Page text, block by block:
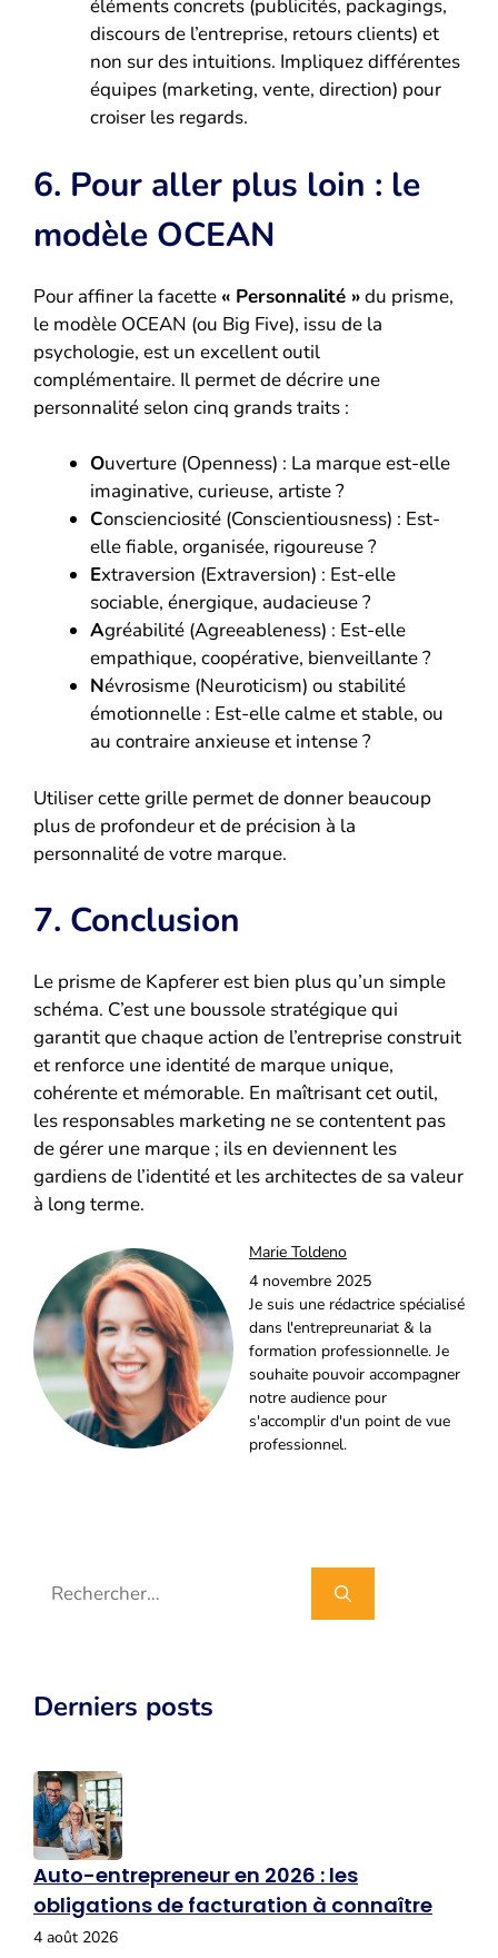
éléments concrets (publicités, packagings,
discours de l’entreprise, retours clients) et
non sur des intuitions. Impliquez différentes
équipes (marketing, vente, direction) pour
croiser les regards.
6. Pour aller plus loin : le
modèle OCEAN
Pour affiner la facette « Personnalité »du prisme,
le modèle OCEAN (ou Big Five), issu de la
psychologie, est un excellent outil
complémentaire. Il permet de décrire une
personnalité selon cinq grands traits :
Ouverture (Openness) : La marque est-elle
imaginative, curieuse, artiste ?
Conscienciosité (Conscientiousness) : Est-
elle fiable, organisée, rigoureuse ?
Extraversion (Extraversion) : Est-elle
sociable, énergique, audacieuse ?
Agréabilité (Agreeableness) : Est-elle
empathique, coopérative, bienveillante ?
Névrosisme (Neuroticism) ou stabilité
émotionnelle : Est-elle calme et stable, ou
au contraire anxieuse et intense ?
Utiliser cette grille permet de donner beaucoup
plus de profondeur et de précision à la
personnalité de votre marque.
7. Conclusion
Le prisme de Kapferer est bien plus qu’un simple
schéma. C’est une boussole stratégique qui
garantit que chaque action de l’entreprise construit
et renforce une identité de marque unique,
cohérente et mémorable. En maîtrisant cet outil,
les responsables marketing ne se contentent pas
de gérer une marque ; ils en deviennent les
gardiens de l’identité et les architectes de sa valeur
à long terme.
Marie Toldeno
4 novembre 2025
Je suis une rédactrice spécialisé
dans l'entrepreunariat & la
formation professionnelle. Je
souhaite pouvoir accompagner
notre audience pour
s'accomplir d'un point de vue
professionnel.
Rechercher :
Derniers posts
Auto-entrepreneur en 2026 : les
obligations de facturation à connaître
4 août 2026